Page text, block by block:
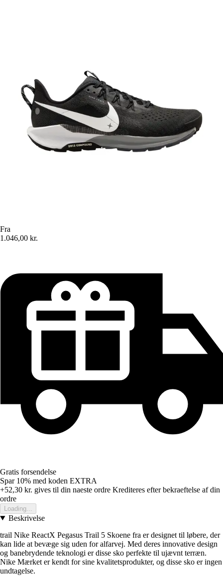
Fra
1.046,00 kr.
Gratis forsendelse
Spar 10% med koden EXTRA
+52,30 kr. gives til din naeste ordre Krediteres efter bekraeftelse af din
ordre
Loading...
Beskrivelse
trail Nike ReactX Pegasus Trail 5 Skoene fra er designet til løbere, der
kan lide at bevæge sig uden for alfarvej. Med deres innovative design
og banebrydende teknologi er disse sko perfekte til ujævnt terræn.
Nike Mærket er kendt for sine kvalitetsprodukter, og disse sko er ingen
undtagelse.